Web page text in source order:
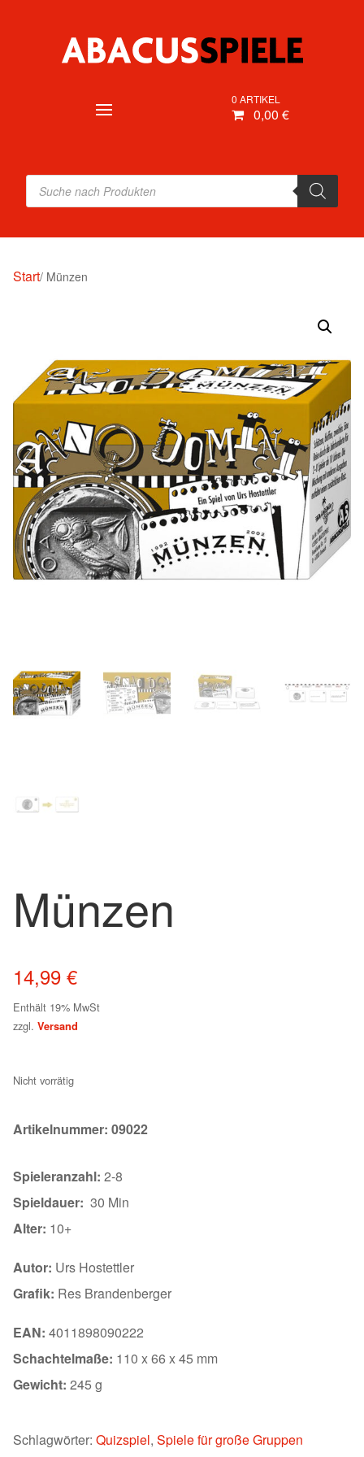
0 ARTIKEL
0,00 €
Products
search
Start/ Münzen
Münzen
14,99 €
Enthält 19% MwSt
zzgl. Versand
Nicht vorrätig
Artikelnummer: 09022
Spieleranzahl: 2-8
Spieldauer: 30 Min
Alter: 10+
Autor: Urs Hostettler
Grafik: Res Brandenberger
EAN: 4011898090222
Schachtelmaße: 110 x 66 x 45 mm
Gewicht: 245 g
Schlagwörter: Quizspiel, Spiele für große Gruppen